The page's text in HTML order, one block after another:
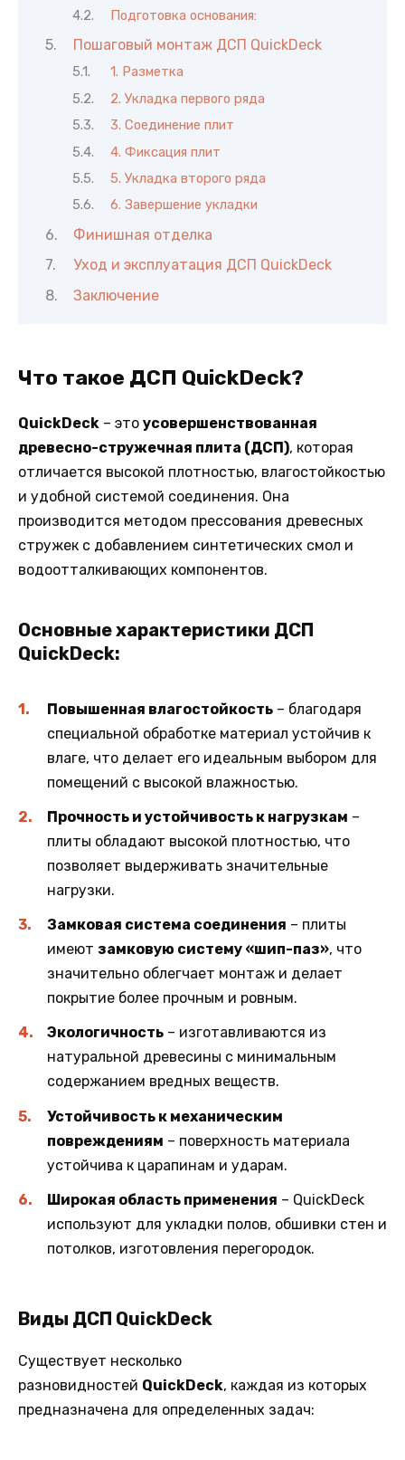
Подготовка основания:
Пошаговый монтаж ДСП QuickDeck
1. Разметка
2. Укладка первого ряда
3. Соединение плит
4. Фиксация плит
5. Укладка второго ряда
6. Завершение укладки
Финишная отделка
Уход и эксплуатация ДСП QuickDeck
Заключение
Что такое ДСП QuickDeck?
QuickDeck – это усовершенствованная
древесно-стружечная плита (ДСП), которая
отличается высокой плотностью, влагостойкостью
и удобной системой соединения. Она
производится методом прессования древесных
стружек с добавлением синтетических смол и
водоотталкивающих компонентов.
Основные характеристики ДСП
QuickDeck:
Повышенная влагостойкость – благодаря
специальной обработке материал устойчив к
влаге, что делает его идеальным выбором для
помещений с высокой влажностью.
Прочность и устойчивость к нагрузкам –
плиты обладают высокой плотностью, что
позволяет выдерживать значительные
нагрузки.
Замковая система соединения – плиты
имеют замковую систему «шип-паз», что
значительно облегчает монтаж и делает
покрытие более прочным и ровным.
Экологичность – изготавливаются из
натуральной древесины с минимальным
содержанием вредных веществ.
Устойчивость к механическим
повреждениям – поверхность материала
устойчива к царапинам и ударам.
Широкая область применения – QuickDeck
используют для укладки полов, обшивки стен и
потолков, изготовления перегородок.
Виды ДСП QuickDeck
Существует несколько
разновидностей QuickDeck, каждая из которых
предназначена для определенных задач: